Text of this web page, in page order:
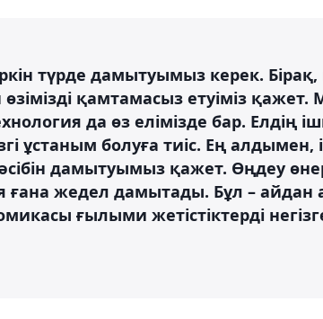
түрде дамытуымыз керек. Бірақ,
қамтамасыз етуіміз
да өз елімізде бар. Елдің
ұстаным болуға тиіс. Ең алдымен,
дамытуымыз қажет. Өңдеу
ғана жедел дамытады. Бұл – айдан
ғылыми жетістіктерді